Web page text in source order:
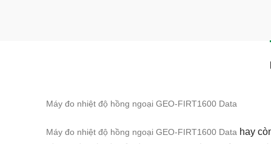
Máy đo nhiệt độ hồng ngoại GEO-FIRT1600 Data
Máy đo nhiệt độ hồng ngoại GEO-FIRT1600 Data hay